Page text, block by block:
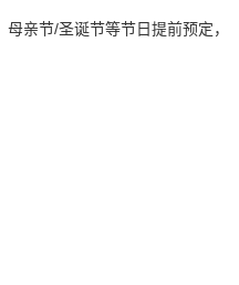
亲节/圣诞节等节日提前预定，